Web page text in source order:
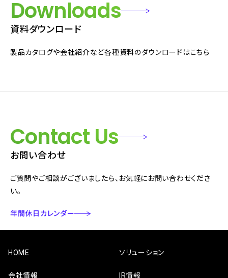
Downloads
資料ダウンロード
製品カタログや会社紹介など各種資料のダウンロードはこちら
年間休日カレンダー
Contact Us
お問い合わせ
ご質問やご相談がございましたら、お気軽にお問い合わせくださ
い。
HOME ソリューション
会社情報 IR情報